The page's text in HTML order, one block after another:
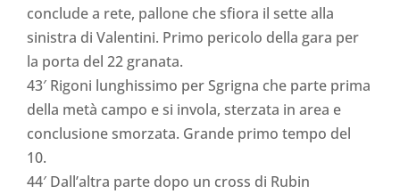
conclude a rete, pallone che sfiora il sette alla
sinistra di Valentini. Primo pericolo della gara per
la porta del 22 granata.
43′ Rigoni lunghissimo per Sgrigna che parte prima
della metà campo e si invola, sterzata in area e
conclusione smorzata. Grande primo tempo del
10.
44′ Dall’altra parte dopo un cross di Rubin